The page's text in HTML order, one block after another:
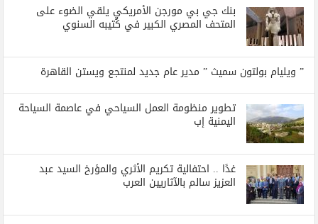
بنك جي بي مورجن الأمريكي يلقي الضوء على
المتحف المصري الكبير في كُتيبه السنوي
” ويليام بولتون سميث ” مدير عام جديد لمنتجع ويستن القاهرة
تطوير منظومة العمل السياحي في عاصمة السياحة
اليمنية إب
غدًا .. احتفالية تكريم الأثري والمؤرخ السيد عبد
العزيز سالم بالآثاريين العرب